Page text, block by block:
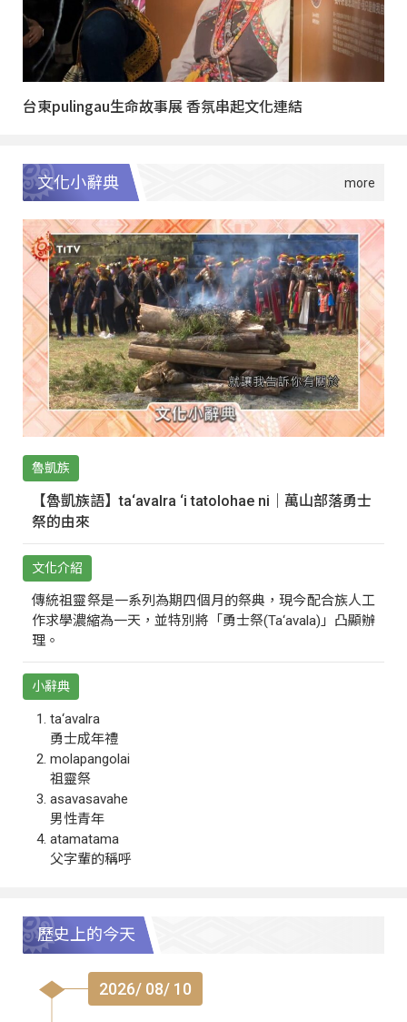
台東pulingau生命故事展 香氛串起文化連結
文化小辭典
魯凱族
【魯凱族語】ta‘avalra ‘i tatolohae ni｜萬山部落勇士
祭的由來
文化介紹
傳統祖靈祭是一系列為期四個月的祭典，現今配合族人工
作求學濃縮為一天，並特別將「勇士祭(Ta‘avala)」凸顯辦
理。
小辭典
ta‘avalra
勇士成年禮
molapangolai
祖靈祭
asavasavahe
男性青年
atamatama
父字輩的稱呼
歷史上的今天
2026/ 08/ 10